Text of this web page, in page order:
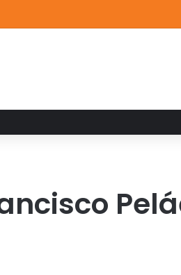
en el MUTVI 2026